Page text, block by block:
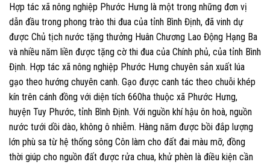
Hợp tác xã nông nghiệp Phước Hưng là một trong những đơn vị
dẫn đầu trong phong trào thi đua của tỉnh Bình Định, đã vinh dự
được Chủ tịch nước tặng thưởng Huân Chương Lao Động Hạng Ba
và nhiều năm liền được tặng cờ thi đua của Chính phủ, của tỉnh Bình
Định. Hợp tác xã nông nghiệp Phước Hưng chuyên sản xuất lúa
gạo theo hướng chuyên canh. Gạo được canh tác theo chuỗi khép
kín trên cánh đồng với diện tích 660ha thuộc xã Phước Hưng,
huyện Tuy Phước, tỉnh Bình Định. Với nguồn khí hậu ôn hoà, nguồn
nước tưới dồi dào, không ô nhiễm. Hàng năm được bồi đắp lượng
lớn phù sa từ hệ thống sông Côn làm cho đất đai màu mỡ, đồng
thời giúp cho nguồn đất được rửa chua, khử phèn là điều kiện cần